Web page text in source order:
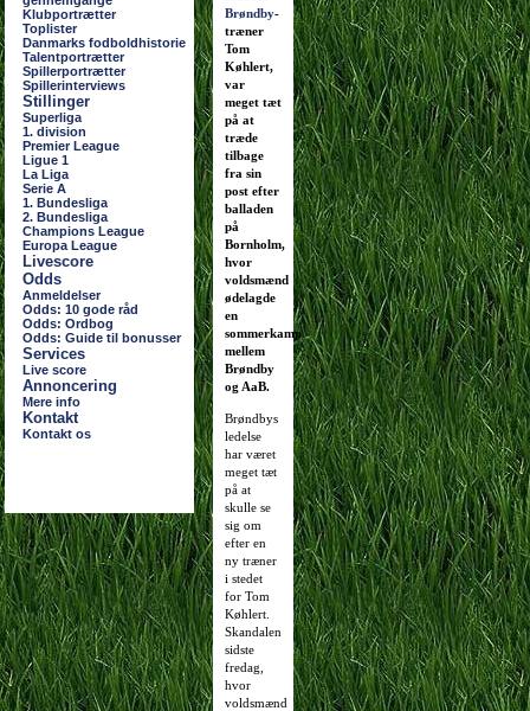
Klubportrætter
Toplister
Danmarks fodboldhistorie
Talentportrætter
Spillerportrætter
Spillerinterviews
Stillinger
Superliga
1. division
Premier League
Ligue 1
La Liga
Serie A
1. Bundesliga
2. Bundesliga
Champions League
Europa League
Livescore
Odds
Anmeldelser
Odds: 10 gode råd
Odds: Ordbog
Odds: Guide til bonusser
Services
Live score
Annoncering
Mere info
Kontakt
Kontakt os
Brøndby-
træner
Tom
Køhlert,
var
meget tæt
på at
træde
tilbage
fra sin
post efter
balladen
på
Bornholm,
hvor
voldsmænd
ødelagde
en
sommerkamp
mellem
Brøndby
og AaB.
Brøndbys
ledelse
har været
meget tæt
på at
skulle se
sig om
efter en
ny træner
i stedet
for Tom
Køhlert.
Skandalen
sidste
fredag,
hvor
voldsmænd